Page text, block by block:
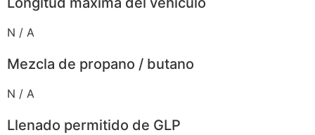
N / A
Mezcla de propano / butano
N / A
Llenado permitido de GLP